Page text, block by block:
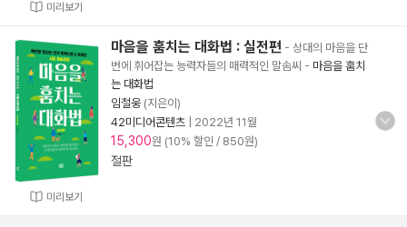
미리보기
미리보기
마음을 훔치는 대화법 : 실전편 - 상대의 마음을 단
번에 휘어잡는 능력자들의 매력적인 말솜씨 - 마음을 훔치
는 대화법
임철웅 (지은이)
42미디어콘텐츠
2022년 11월
15,300원 (10% 할인 / 850원)
절판